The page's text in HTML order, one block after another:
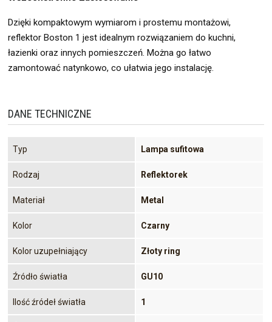
Dzięki kompaktowym wymiarom i prostemu montażowi,
reflektor Boston 1 jest idealnym rozwiązaniem do kuchni,
łazienki oraz innych pomieszczeń. Można go łatwo
zamontować natynkowo, co ułatwia jego instalację.
DANE TECHNICZNE
Typ Lampa sufitowa
Rodzaj Reflektorek
Materiał Metal
Kolor Czarny
Kolor uzupełniający Złoty ring
Źródło światła GU10
Ilość źródeł światła 1